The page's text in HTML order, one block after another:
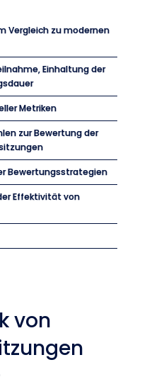
Vergleich zu modernen
Einhaltung der
Metriken
zur Bewertung der
Bewertungsstrategien
Effektivität von
von